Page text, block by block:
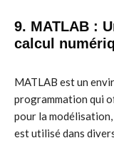
9. MATLAB :
calcul
MATLAB est un
programmation qui
pour la modélisation,
est utilisé dans